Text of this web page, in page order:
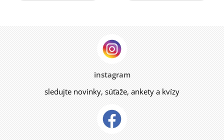
instagram
sledujte novinky, súťaže, ankety a kvízy